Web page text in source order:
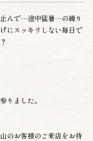
ー
んで…途中猛暑…の繰り
にスッキリしない毎日で
りました。
のお客様のご来店をお待